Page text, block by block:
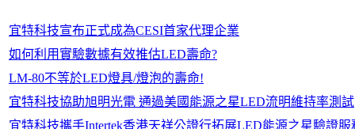
宜特科技宣布正式成為CESI首家代理企業
如何利用實驗數據有效推估LED壽命?
LM-80不等於LED燈具/燈泡的壽命!
宜特科技協助旭明光電 通過美國能源之星LED流明維持率測試
宜特科技攜手Intertek香港天祥公證行拓展LED能源之星驗證服